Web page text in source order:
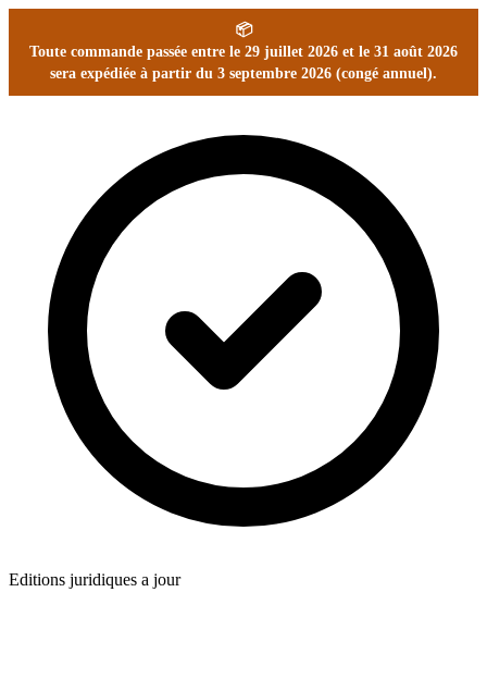
📦
Toute commande passée entre le 29 juillet 2026 et le 31 août 2026
sera expédiée à partir du 3 septembre 2026 (congé annuel).
Editions juridiques a jour